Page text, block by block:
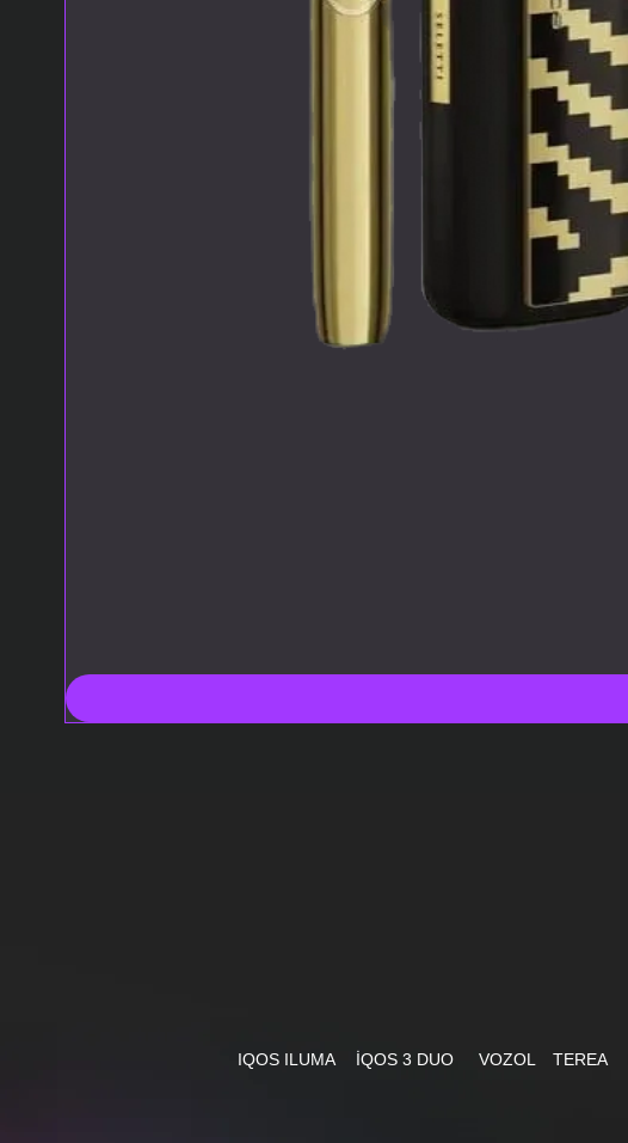
IQOS ILUMA İQOS 3 DUO VOZOL TEREA